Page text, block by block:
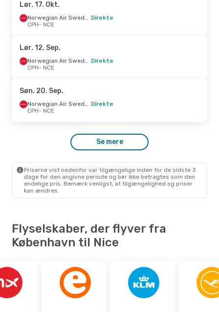
Tir. 29. Sep. - Tir. 29. Sep.
Direkte
NCE- CPH
Scandinavian Airlines
CPH- NCE
- Tor. 24. Sep.
Norwegian Air Sweden
Direkte
NCE- CPH
Lør. 17. Okt.
Norwegian Air Sweden Direkte
CPH- NCE
Lør. 12. Sep.
Norwegian Air Sweden Direkte
CPH- NCE
Søn. 20. Sep.
Norwegian Air Sweden Direkte
CPH- NCE
Se mere
Priserne vist nedenfor var tilgængelige inden for de sidste 3
dage for den angivne periode og bør ikke betragtes som den
endelige pris. Bemærk venligst, at tilgængelighed og priser
kan ændres.
Flyselskaber, der flyver fra
København til Nice